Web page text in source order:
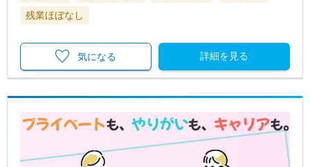
残業ほぼなし
詳細を見る
気になる